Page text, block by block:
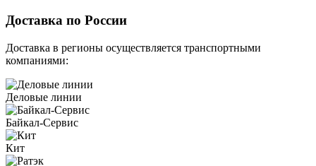
Доставка по России
Доставка в регионы осуществляется транспортными
компаниями:
Деловые линии
Байкал-Сервис
Кит